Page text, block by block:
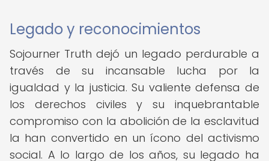
Legado y reconocimientos
Sojourner Truth dejó un legado perdurable a
través de su incansable lucha por la
igualdad y la justicia. Su valiente defensa de
los derechos civiles y su inquebrantable
compromiso con la abolición de la esclavitud
la han convertido en un ícono del activismo
social. A lo largo de los años, su legado ha